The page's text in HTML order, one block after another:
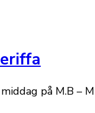
på M.B –